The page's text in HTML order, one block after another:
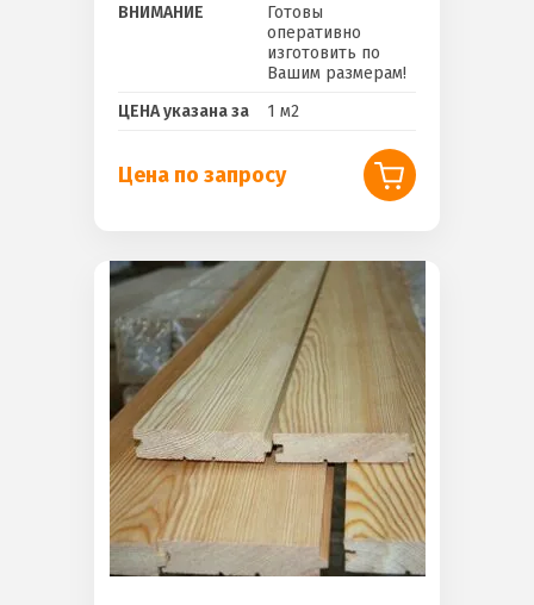
ВНИМАНИЕ
Готовы
оперативно
изготовить по
Вашим размерам!
ЦЕНА указана за
1 м2
Цена по запросу